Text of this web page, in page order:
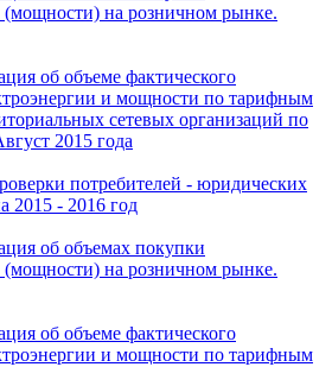
(мощности) на розничном рынке.
об объеме фактического
и мощности по тарифным
сетевых организаций по
2015 года
потребителей - юридических
2015 - 2016 год
об объемах покупки
(мощности) на розничном рынке.
об объеме фактического
и мощности по тарифным